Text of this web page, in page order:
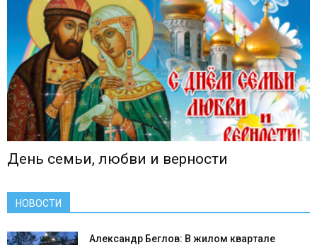
День семьи, любви и верности
НОВОСТИ
Александр Беглов: В жилом квартале